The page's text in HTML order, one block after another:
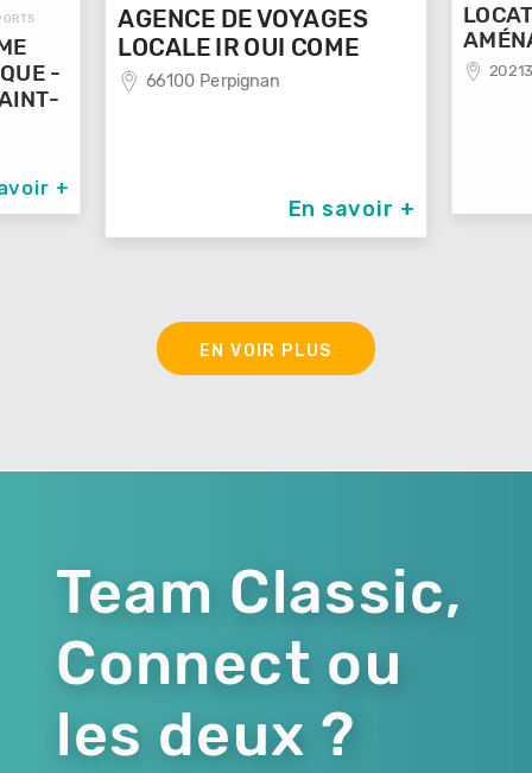
-
+
AGENCE DE VOYAGES
LOCALE IR OUI COME
66100 Perpignan
En savoir +
EN VOIR PLUS
Team Classic,
Connect ou
les deux ?